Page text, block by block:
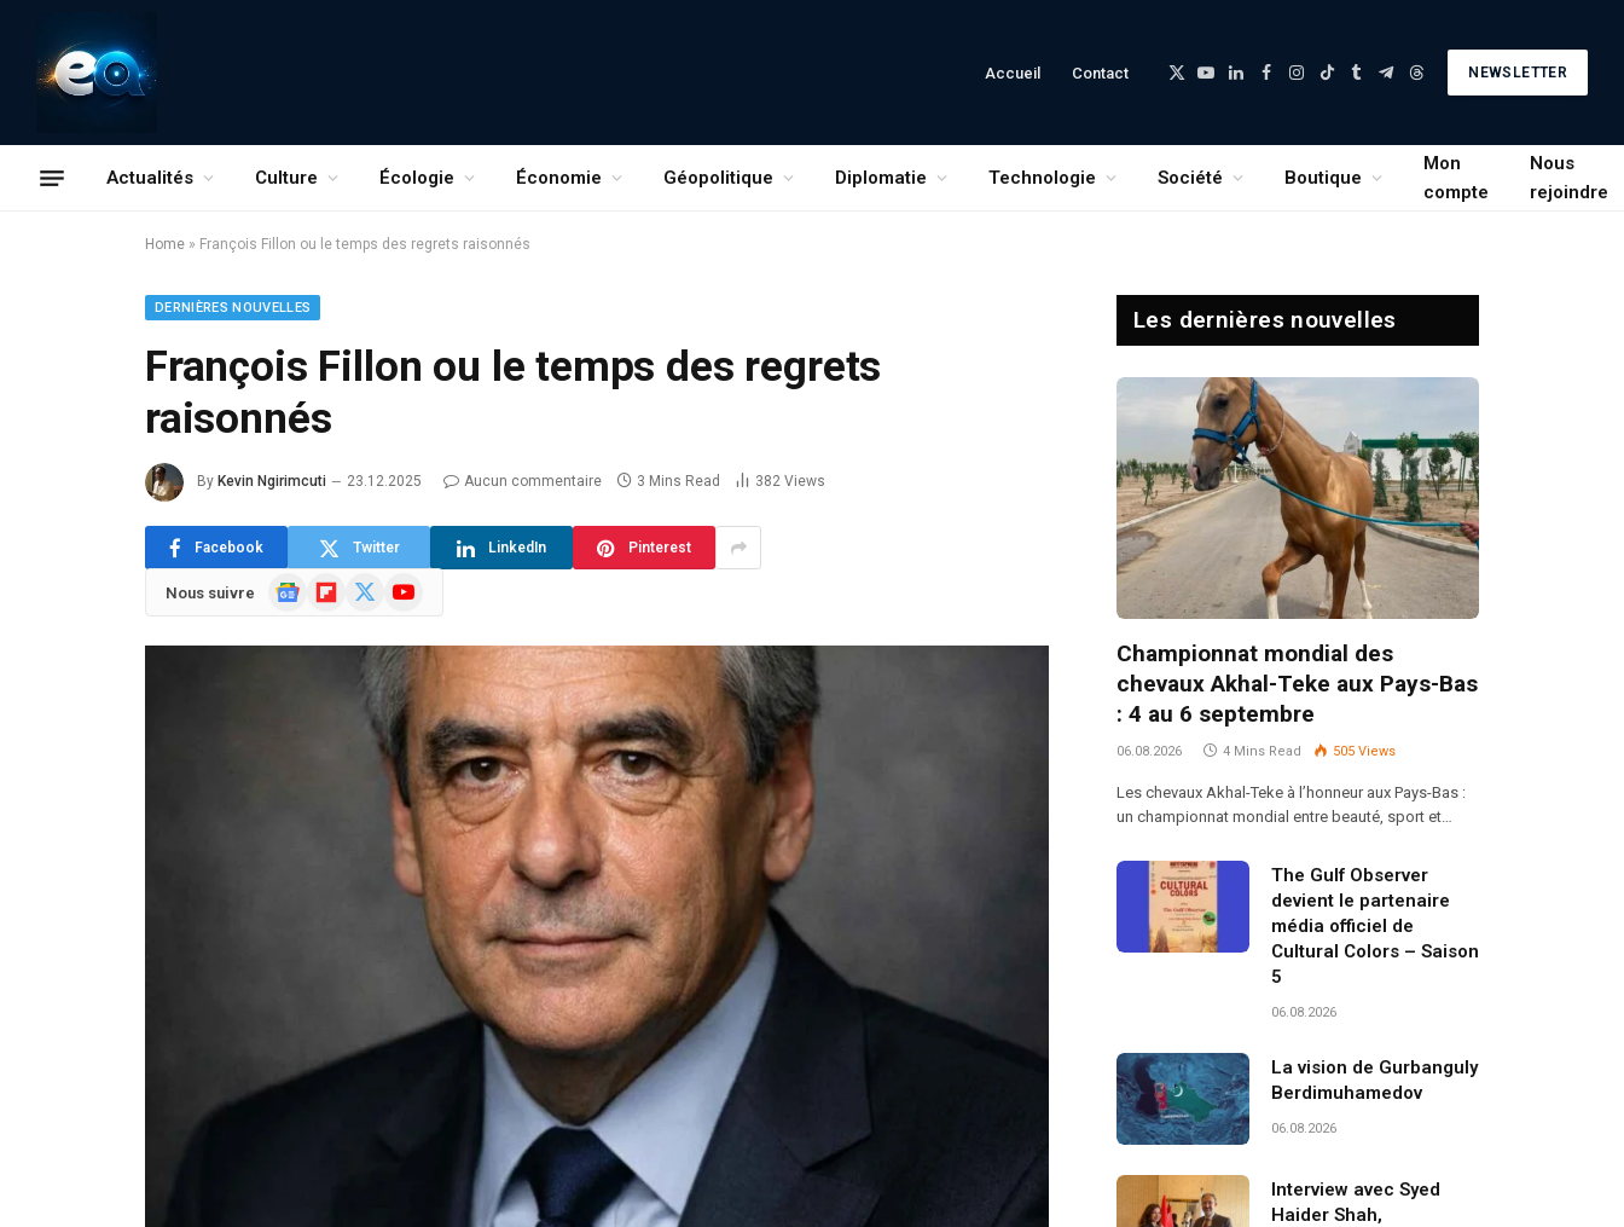
Accueil Contact
X
YouTube
LinkedInFacebook
Instagram
TikTokTumblrTelegramThreads
NEWSLETTER
Actualités Culture Écologie Économie Géopolitique Diplomatie Technologie Société Boutique
Mon
compte
Nous
rejoindre
Home » François Fillon ou le temps des regrets raisonnés
DERNIÈRES NOUVELLES
François Fillon ou le temps des regrets
raisonnés
By Kevin Ngirimcuti 23.12.2025 Aucun commentaire 3 Mins Read 382 Views
Facebook Twitter LinkedIn Pinterest
Nous suivre
GoogleFlipboard YouTube
Les dernières nouvelles
Championnat mondial des
chevaux Akhal-Teke aux Pays-Bas
: 4 au 6 septembre
06.08.2026 4 Mins Read 505 Views
Les chevaux Akhal-Teke à l’honneur aux Pays-Bas :
un championnat mondial entre beauté, sport et…
The Gulf Observer
devient le partenaire
média officiel de
Cultural Colors – Saison
5
06.08.2026
La vision de Gurbanguly
Berdimuhamedov
06.08.2026
Interview avec Syed
Haider Shah,